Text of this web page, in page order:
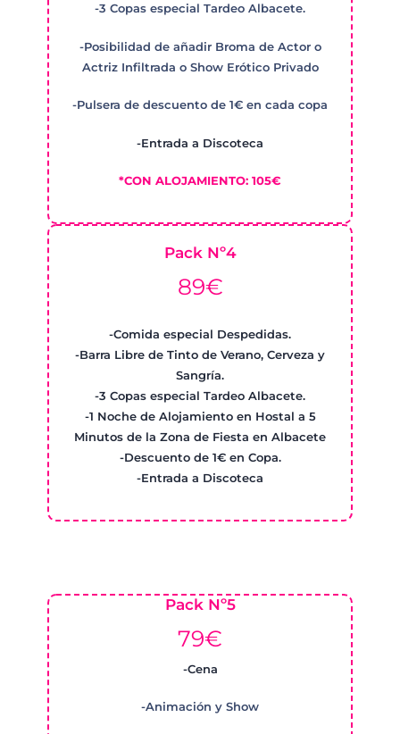
-3 Copas especial Tardeo Albacete.
-Posibilidad de añadir Broma de Actor o
Actriz Infiltrada o Show Erótico Privado
-Pulsera de descuento de 1€ en cada copa
-Entrada a Discoteca
*CON ALOJAMIENTO: 105€
Pack Nº4
89€
-Comida especial Despedidas.
-Barra Libre de Tinto de Verano, Cerveza y
Sangría.
-3 Copas especial Tardeo Albacete.
-1 Noche de Alojamiento en Hostal a 5
Minutos de la Zona de Fiesta en Albacete
-Descuento de 1€ en Copa.
-Entrada a Discoteca
Pack Nº5
79€
-Cena
-Animación y Show